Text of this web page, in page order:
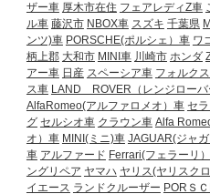
ザー車 厚木市在住 フェアレディZ車
ル車 藤沢市 NBOX車 スズキ 千葉県
ンツ)車 PORSCHE(ポルシェ）車 ワ
柄上郡 大和市 MINI車 川崎市 ホンダ
アー車 日産 スペーシア車 フォルク
ス車 LAND ROVER（レンジローバ
AlfaRomeo(アルファロメオ）車 セ
グ セルシオ車 クラウン車 Alfa
オ）車 MINI(ミニ)車 JAGUAR(ジャ
車 アルファード Ferrari(フェラーリ
ングリペア ヤマハ ヤリス(ヤリスクロ
イエース ランドクルーザー PORＳ